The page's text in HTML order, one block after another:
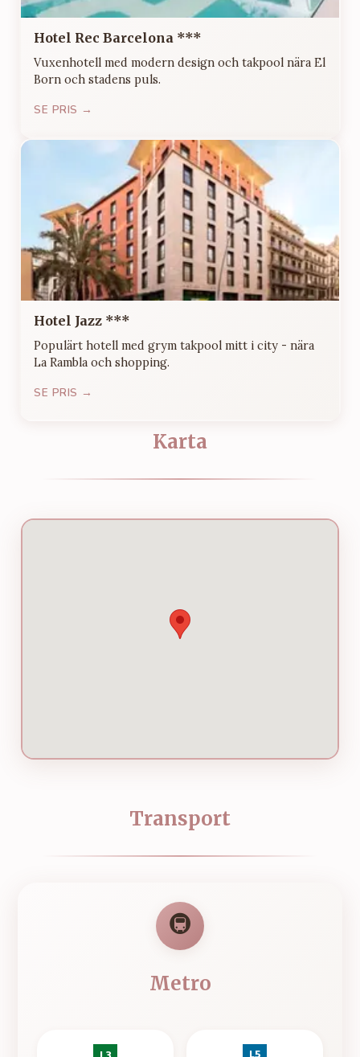
Hotel Rec Barcelona ***
Vuxenhotell med modern design och takpool nära El
Born och stadens puls.
SE PRIS →
Hotel Jazz ***
Populärt hotell med grym takpool mitt i city - nära
La Rambla och shopping.
SE PRIS →
Karta
Transport
🚇
Metro